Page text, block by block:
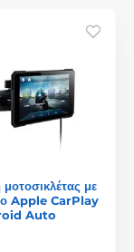
με
Apple CarPlay
Auto